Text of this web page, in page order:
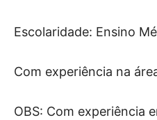
Escolaridade: Ensino
Com experiência na
OBS: Com experiência